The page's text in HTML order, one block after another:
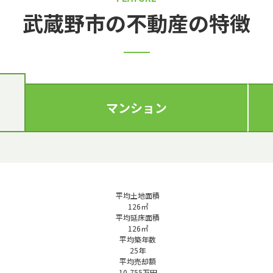
武蔵野市の不動産の特徴
マンション
平均土地面積
126㎡
平均延床面積
126㎡
平均築年数
25年
平均売却額